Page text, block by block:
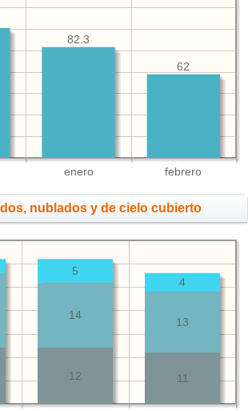
enero febrero
62
82.3
nublados y de cielo cubierto
11
12
13
14
4
5